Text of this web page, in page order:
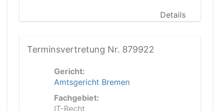
Details
Terminsvertretung Nr. 879922
Gericht:
Amtsgericht Bremen
Fachgebiet:
IT-Recht